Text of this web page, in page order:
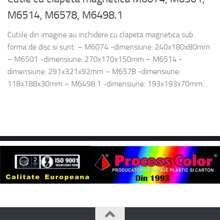
M6514, M6578, M6498.1
Cutiile din imagine au inchidere cu clapeta magnetica sub
forma de disc si sunt: – M6074 -dimensiune: 240x180x80mm
– M6501 -dimensiune: 270x170x150mm – M6514 -
dimensiune: 291x321x92mm – M6578 -dimensiune:
118x188x30mm – M6498.1 -dimensiune: 193x193x70mm...